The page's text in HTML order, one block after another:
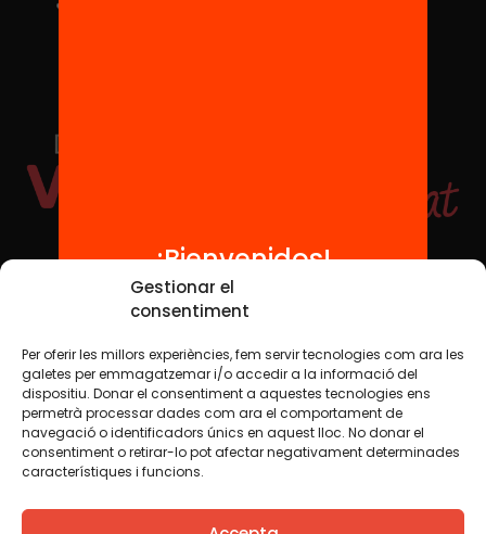
Gestionar el
consentiment
Per oferir les millors experiències, fem servir tecnologies com ara les
galetes per emmagatzemar i/o accedir a la informació del
dispositiu. Donar el consentiment a aquestes tecnologies ens
permetrà processar dades com ara el comportament de
navegació o identificadors únics en aquest lloc. No donar el
consentiment o retirar-lo pot afectar negativament determinades
característiques i funcions.
Redes sociales
TWT YTB IG FB IN
Aviso legalPolítica de cookies
Creemos que el conocimiento debe compartirse. Por eso
¡Bienvenidos!